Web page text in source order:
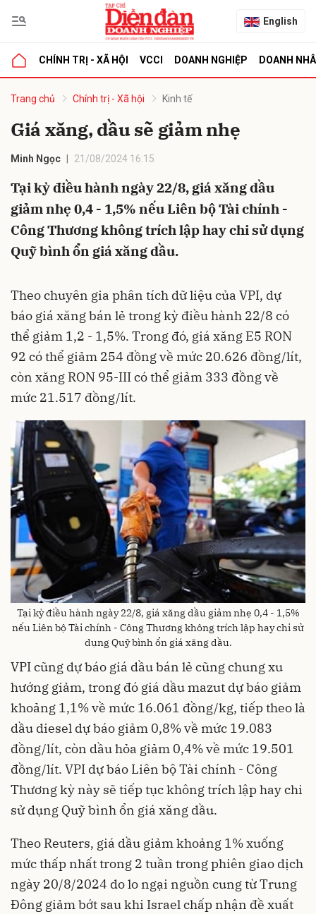
English
CHÍNH TRỊ - XÃ HỘI VCCI DOANH NGHIỆP DOANH
Trang chủ Chính trị - Xã hội Kinh tế
Giá xăng, dầu sẽ giảm nhẹ
Minh Ngọc 21/08/2024 16:15
Tại kỳ điều hành ngày 22/8, giá xăng dầu
giảm nhẹ 0,4 - 1,5% nếu Liên bộ Tài chính -
Công Thương không trích lập hay chi sử dụng
Quỹ bình ổn giá xăng dầu.
Theo chuyên gia phân tích dữ liệu của VPI, dự
báo giá xăng bán lẻ trong kỳ điều hành 22/8 có
thể giảm 1,2 - 1,5%. Trong đó, giá xăng E5 RON
92 có thể giảm 254 đồng về mức 20.626 đồng/lít,
còn xăng RON 95-III có thể giảm 333 đồng về
mức 21.517 đồng/lít.
Tại kỳ điều hành ngày 22/8, giá xăng dầu giảm nhẹ 0,4 - 1,5%
nếu Liên bộ Tài chính - Công Thương không trích lập hay chi sử
dụng Quỹ bình ổn giá xăng dầu.
VPI cũng dự báo giá dầu bán lẻ cũng chung xu
hướng giảm, trong đó giá dầu mazut dự báo giảm
khoảng 1,1% về mức 16.061 đồng/kg, tiếp theo là
dầu diesel dự báo giảm 0,8% về mức 19.083
đồng/lít, còn dầu hỏa giảm 0,4% về mức 19.501
đồng/lít. VPI dự báo Liên bộ Tài chính - Công
Thương kỳ này sẽ tiếp tục không trích lập hay chi
sử dụng Quỹ bình ổn giá xăng dầu.
Theo Reuters, giá dầu giảm khoảng 1% xuống
mức thấp nhất trong 2 tuần trong phiên giao dịch
ngày 20/8/2024 do lo ngại nguồn cung từ Trung
Đông giảm bớt sau khi Israel chấp nhận đề xuất
luận
Hủy